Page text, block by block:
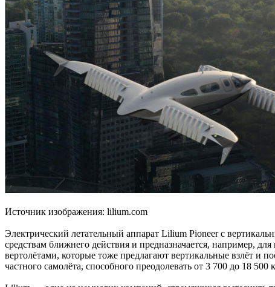
Источник изображения: lilium.com
Электрический летательный аппарат Lilium Pioneer с
средствам ближнего действия и предназначается, например,
вертолётами, которые тоже предлагают вертикальные взлёт и
частного самолёта, способного преодолевать от 3 700 до 18 500